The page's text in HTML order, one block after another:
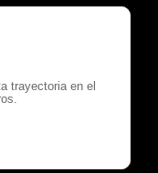
trayectoria en el